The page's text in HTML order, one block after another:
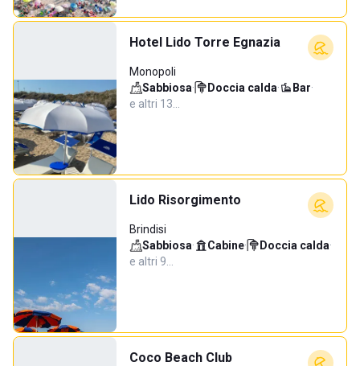
Hotel Lido Torre Egnazia
Monopoli
Sabbiosa· Doccia calda· Bar·
e altri 13…
Lido Risorgimento
Brindisi
Sabbiosa· Cabine· Doccia calda·
e altri 9…
Coco Beach Club